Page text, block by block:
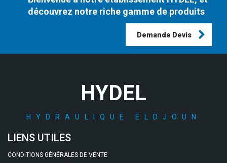
découvrez notre riche gamme de produits
Demande Devis
HYDEL
HYDRAULIQUE ELDJOUN
LIENS UTILES
CONDITIONS GÉNÉRALES DE VENTE